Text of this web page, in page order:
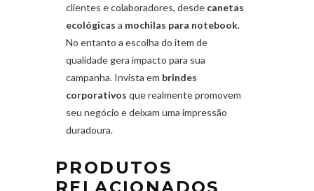
clientes e colaboradores, desde canetas
ecológicas a mochilas para notebook.
No entanto a escolha do item de
qualidade gera impacto para sua
campanha. Invista em brindes
corporativos que realmente promovem
seu negócio e deixam uma impressão
duradoura.
PRODUTOS
RELACIONADOS